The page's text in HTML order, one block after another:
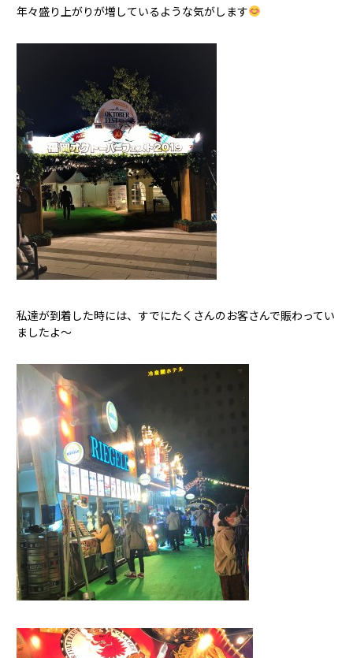
年々盛り上がりが増しているような気がします
私達が到着した時には、すでにたくさんのお客さんで賑わってい
ましたよ～